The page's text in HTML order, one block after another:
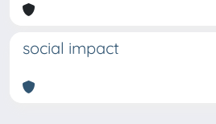
social impact